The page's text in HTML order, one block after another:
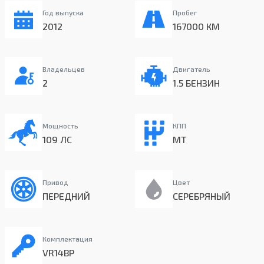
Год выпуска
2012
Пробег
167000 КМ
Владельцев
2
Двигатель
1.5 БЕНЗИН
Мощность
109 ЛС
КПП
MT
Привод
ПЕРЕДНИЙ
Цвет
СЕРЕБРЯНЫЙ
Комплектация
VR14BP